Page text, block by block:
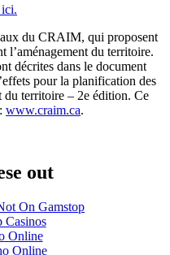
du CRAIM, qui proposent
l’aménagement du territoire.
décrites dans le document
pour la planification des
du territoire – 2e édition. Ce
www.craim.ca.
out
On Gamstop
Casinos
Online
Online